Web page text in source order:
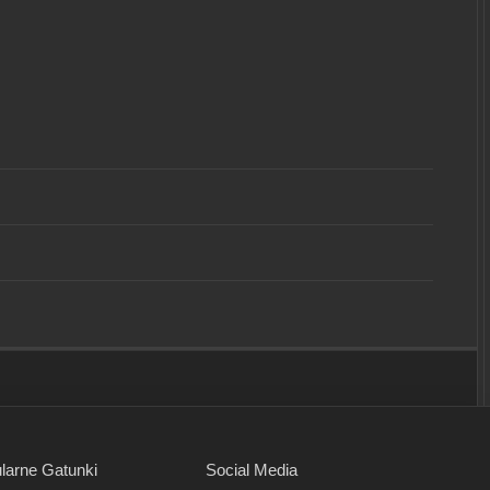
Gatunki Social Media